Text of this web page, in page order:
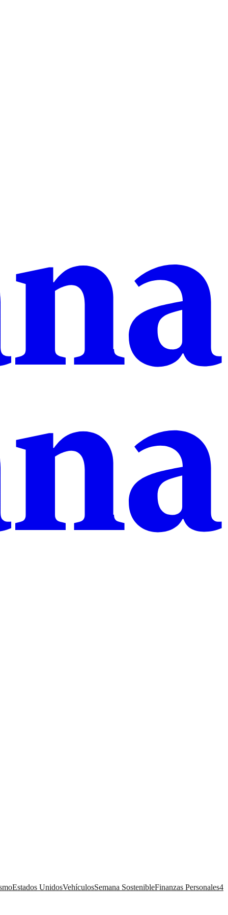
Estados UnidosVehículosSemana SostenibleFinanzas Personales4